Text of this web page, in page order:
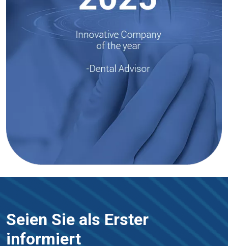
Seien Sie als Erster
informiert